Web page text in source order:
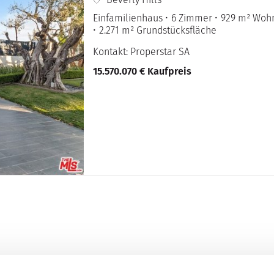
Einfamilienhaus
6 Zimmer
929 m²
2.271 m² Grundstücksfläche
Kontakt: Properstar SA
15.570.070 € Kaufpreis